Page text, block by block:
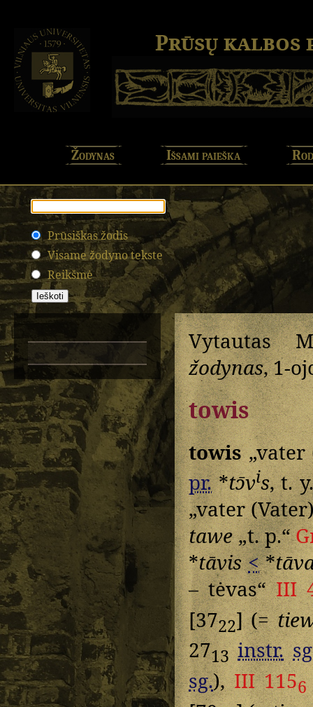
Prūsų kalbos
Žodynas Išsami paieška
Prūsiškas žodis
Visame žodyno tekste
Reikšmė
Vytautas
žodynas, 1-
towis
towis„vater
pr.*tɔ̄vis, t.
„vater
tawe„t. p.“
*tāvis <*
– tėvas“III
[3722] (=
2713 instr.
sg.),III 1156